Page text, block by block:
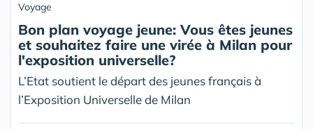
Voyage
Bon plan voyage jeune: Vous êtes jeunes
et souhaitez faire une virée à Milan pour
l'exposition universelle?
L’Etat soutient le départ des jeunes français à
l’Exposition Universelle de Milan